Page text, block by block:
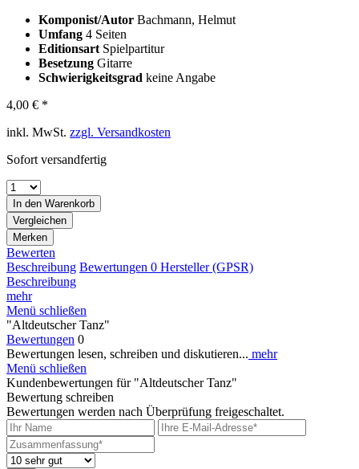
Komponist/Autor Bachmann, Helmut
Umfang 4 Seiten
Editionsart Spielpartitur
Besetzung Gitarre
Schwierigkeitsgrad keine Angabe
4,00 € *
inkl. MwSt. zzgl. Versandkosten
Sofort versandfertig
In den Warenkorb
Vergleichen
Merken
Bewerten
Beschreibung Bewertungen 0 Hersteller (GPSR)
Beschreibung
mehr
Menü schließen
"Altdeutscher Tanz"
Bewertungen 0
Bewertungen lesen, schreiben und diskutieren... mehr
Menü schließen
Kundenbewertungen für "Altdeutscher Tanz"
Bewertung schreiben
Bewertungen werden nach Überprüfung freigeschaltet.